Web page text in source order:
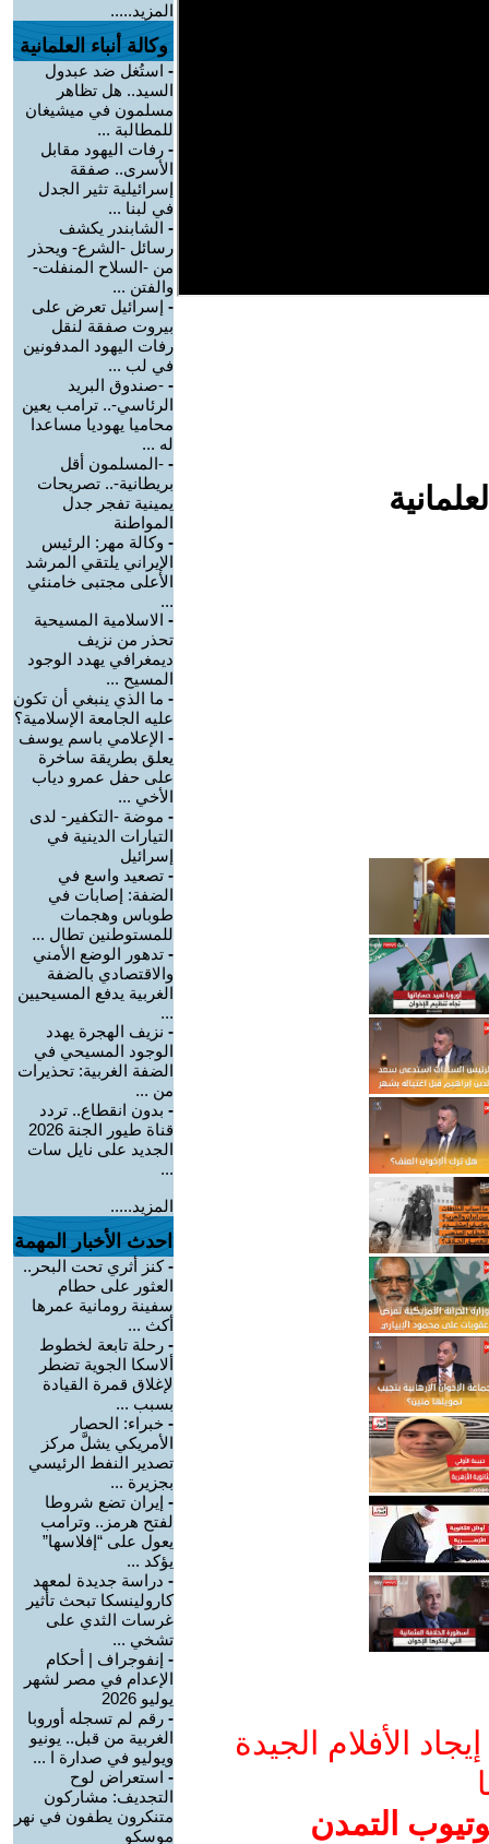
الأفلام الجيدة
التمدن
المزيد.....
وكالة أنباء العلمانية
- استُغل ضد عبدول
السيد.. هل تظاهر
مسلمون في ميشيغان
للمطالبة ...
- رفات اليهود مقابل
الأسرى.. صفقة
إسرائيلية تثير الجدل
في لبنا ...
- الشابندر يكشف
رسائل -الشرع- ويحذر
من -السلاح المنفلت-
والفتن ...
- إسرائيل تعرض على
بيروت صفقة لنقل
رفات اليهود المدفونين
في لب ...
- -صندوق البريد
الرئاسي-.. ترامب يعين
محاميا يهوديا مساعدا
له ...
- -المسلمون أقل
بريطانية-.. تصريحات
يمينية تفجر جدل
المواطنة
- وكالة مهر: الرئيس
الإيراني يلتقي المرشد
الأعلى مجتبى خامنئي
...
- الاسلامية المسيحية
تحذر من نزيف
ديمغرافي يهدد الوجود
المسيح ...
- ما الذي ينبغي أن تكون
عليه الجامعة الإسلامية؟
- الإعلامي باسم يوسف
يعلق بطريقة ساخرة
على حفل عمرو دياب
الأخي ...
- موضة -التكفير- لدى
التيارات الدينية في
إسرائيل
- تصعيد واسع في
الضفة: إصابات في
طوباس وهجمات
للمستوطنين تطال ...
- تدهور الوضع الأمني
والاقتصادي بالضفة
الغربية يدفع المسيحيين
...
- نزيف الهجرة يهدد
الوجود المسيحي في
الضفة الغربية: تحذيرات
من ...
- بدون انقطاع.. تردد
قناة طيور الجنة 2026
الجديد على نايل سات
...
المزيد.....
احدث الأخبار المهمة
-كنز أثري تحت البحر..
العثور على حطام
سفينة رومانية عمرها
أكث ...
- رحلة تابعة لخطوط
ألاسكا الجوية تضطر
لإغلاق قمرة القيادة
بسبب ...
- خبراء: الحصار
الأمريكي يشلَّ مركز
تصدير النفط الرئيسي
بجزيرة ...
- إيران تضع شروطا
لفتح هرمز.. وترامب
يعول على “إفلاسها”
يؤكد ...
- دراسة جديدة لمعهد
كارولينسكا تبحث تأثير
غرسات الثدي على
تشخي ...
- إنفوجراف | أحكام
الإعدام في مصر لشهر
يوليو 2026
- رقم لم تسجله أوروبا
الغربية من قبل.. يونيو
ويوليو في صدارة ا ...
- استعراض لوح
التجديف: مشاركون
متنكرون يطفون في نهر
موسكو